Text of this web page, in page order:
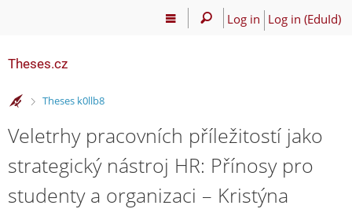
Log in Log in (EduId)
Theses.cz
>
Theses k0llb8
Veletrhy pracovních příležitostí jako
strategický nástroj HR: Přínosy pro
studenty a organizaci – Kristýna